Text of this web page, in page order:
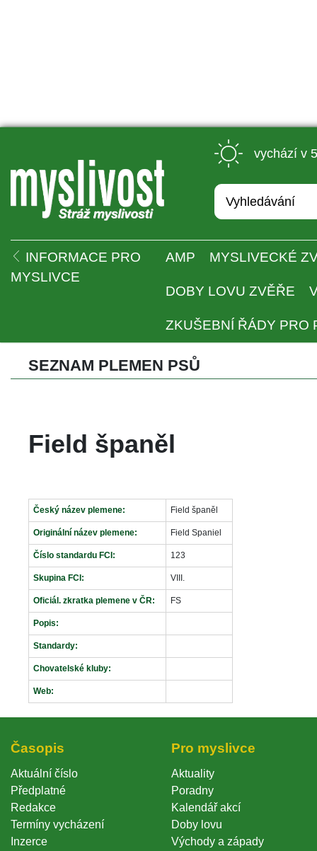
vychází v
INFORMACE PRO
MYSLIVCE
AMP MYSLIVECKÉ
DOBY LOVU ZVĚŘE
ZKUŠEBNÍ ŘÁDY PRO
SEZNAM PLEMEN PSŮ
Field španěl
Český název plemene: Field španěl
Originální název plemene: Field Spaniel
Číslo standardu FCI: 123
Skupina FCI: VIII.
Oficiál. zkratka plemene v ČR: FS
Popis:
Standardy:
Chovatelské kluby:
Web:
Časopi
Aktuální číslo
Předplatné
Redakce
Termíny vycházení
Inzerce
Pro myslivce
Aktuality
Poradny
Kalendář akcí
Doby lovu
Východy a západy